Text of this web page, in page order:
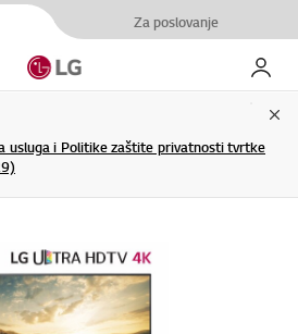
Za poslovanje
My LG
usluga i Politike zaštite privatnosti tvrtke